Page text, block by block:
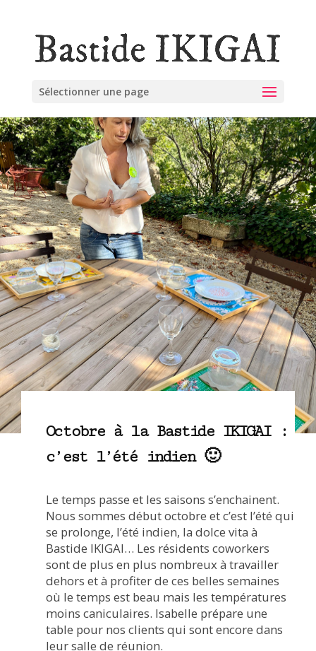
Sélectionner une page
Octobre à la Bastide IKIGAI :
c’est l’été indien 🙂
Le temps passe et les saisons s’enchainent.
Nous sommes début octobre et c’est l’été qui
se prolonge, l’été indien, la dolce vita à
Bastide IKIGAI… Les résidents coworkers
sont de plus en plus nombreux à travailler
dehors et à profiter de ces belles semaines
où le temps est beau mais les températures
moins caniculaires. Isabelle prépare une
table pour nos clients qui sont encore dans
leur salle de réunion.